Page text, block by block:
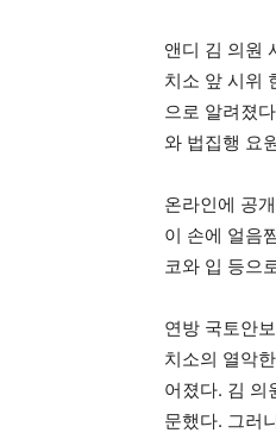
앤디 김 의원
치소 앞 시위
으로 알려졌
와 법집행 요
온라인에 공
이 손에 얼음
코와 입 등으
연방 국토안
치소의 열악
어졌다. 김 의
문했다. 그러